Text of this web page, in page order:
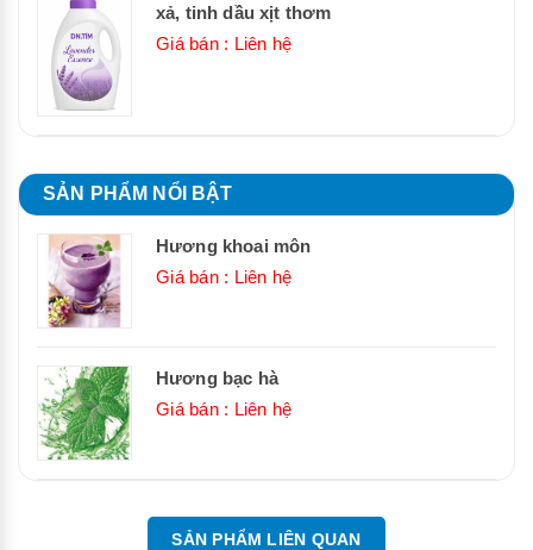
xả, tinh dầu xịt thơm
Giá bán : Liên hệ
SẢN PHẨM NỔI BẬT
Hương khoai môn
Giá bán : Liên hệ
Hương bạc hà
Giá bán : Liên hệ
SẢN PHẨM LIÊN QUAN